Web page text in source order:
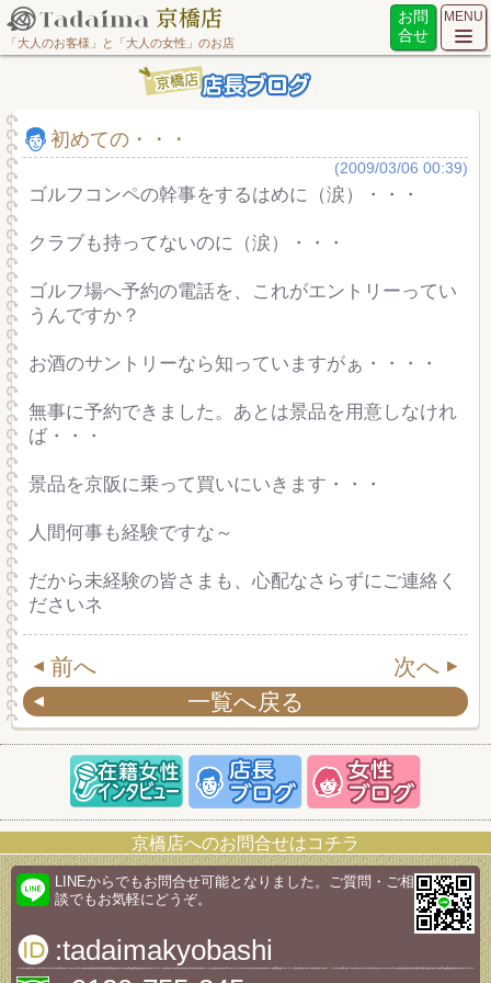
「大人のお客様」と「大人の女性」のお店
お問
合せ
MENU
初めての・・・
(2009/03/06 00:39)
ゴルフコンペの幹事をするはめに（涙）・・・
クラブも持ってないのに（涙）・・・
ゴルフ場へ予約の電話を、これがエントリーってい
うんですか？
お酒のサントリーなら知っていますがぁ・・・・
無事に予約できました。あとは景品を用意しなけれ
ば・・・
景品を京阪に乗って買いにいきます・・・
人間何事も経験ですな～
だから未経験の皆さまも、心配なさらずにご連絡く
ださいネ
前へ
次へ
一覧へ戻る
京橋店へのお問合せはコチラ
LINEからでもお問合せ可能となりました。ご質問・ご相
談でもお気軽にどうぞ。
:tadaimakyobashi